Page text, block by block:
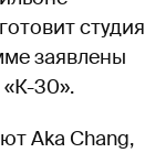
студия
заявлены
30».
Aka Chang,